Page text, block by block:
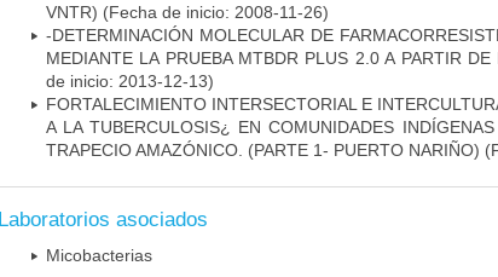
VNTR) (Fecha de inicio: 2008-11-26)
-DETERMINACIÓN MOLECULAR DE
MEDIANTE LA PRUEBA MTBDR PLUS 2.0 A PARTIR
de inicio: 2013-12-13)
FORTALECIMIENTO INTERSECTORIAL E
A LA TUBERCULOSIS¿ EN COMUNIDADES
TRAPECIO AMAZÓNICO. (PARTE 1- PUERTO NARIÑO)
Laboratorios asociados
Micobacterias